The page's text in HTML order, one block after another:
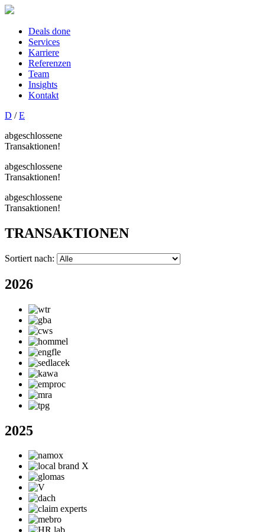
Deals done
Services
Karriere
Referenzen
Team
Insights
Kontakt
D /E
abgeschlossene
Transaktionen!
abgeschlossene
Transaktionen!
abgeschlossene
Transaktionen!
TRANSAKTIONEN
Sortiert nach:
2026
2025